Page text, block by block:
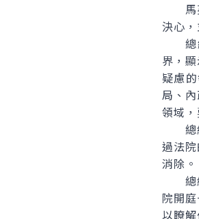
馬英
決心
總統
界，
疑慮
局、
領域
總統
過法
消除。
總統
院開
以瞭